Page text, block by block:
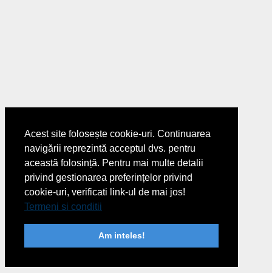
Acest site folosește cookie-uri. Continuarea
navigării reprezintă acceptul dvs. pentru
această folosință. Pentru mai multe detalii
privind gestionarea preferințelor privind
cookie-uri, verificati link-ul de mai jos!
Termeni si conditii
Am inteles!